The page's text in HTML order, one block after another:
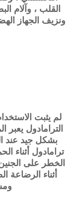
القلب ، وآلام
ونزيف الجهاز
لم يثبت
الترامادول
بشكل جيد عند
ترامادول أثناء
الخطر على
أثناء